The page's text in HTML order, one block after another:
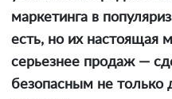
маркетинга в
есть, но их настоящая
серьезнее продаж —
безопасным не только